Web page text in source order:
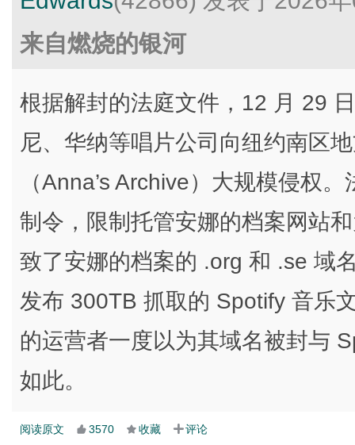
来自燃烧的银河
根据解封的法庭文件，12 月 29
尼、华纳等唱片公司向纽约南区
（Anna’s Archive）大规模侵权
制令，限制托管安娜的档案网站
致了安娜的档案的 .org 和 .se 域
发布 300TB 抓取的 Spotify 音乐
的运营者一度以为其域名被封与
如此。
阅读原文 3570 收藏 评论